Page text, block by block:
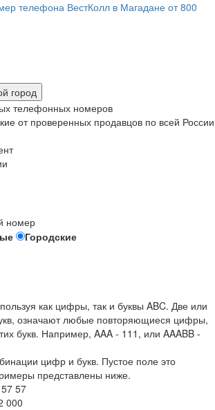
город
телефонных номеров
от проверенных продавцов по всей России
номер
Городские
как цифры, так и буквы ABC. Две или
означают любые повторяющиеся цифры,
букв. Например, AAA - 111 , или AAABB -
цифр и букв. Пустое поле это
представлены ниже.
57 57
000